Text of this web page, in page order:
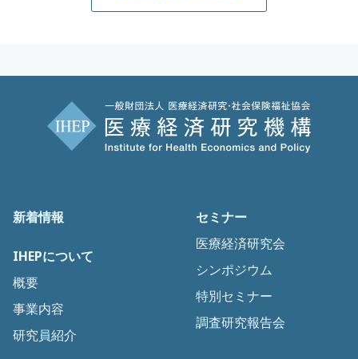
新着情報
IHEPについて
概要
事業内容
研究員紹介
セミナー
医療経済研究会
シンポジウム
特別セミナー
調査研究報告会